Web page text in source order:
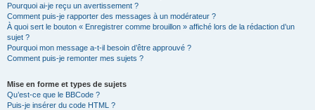
Pourquoi ai-je reçu un avertissement ?
Comment puis-je rapporter des messages à un modérateur ?
À quoi sert le bouton « Enregistrer comme brouillon » affiché lors de la rédaction d’un
sujet ?
Pourquoi mon message a-t-il besoin d’être approuvé ?
Comment puis-je remonter mes sujets ?
Mise en forme et types de sujets
Qu’est-ce que le BBCode ?
Puis-je insérer du code HTML ?